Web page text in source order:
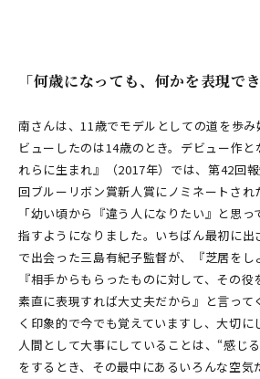
「何歳になっても、何かを表現で
南さんは、11歳でモデルとしての道を歩
ビューしたのは14歳のとき。デビュー作
れらに生まれ』（2017年）では、第42回
回ブルーリボン賞新人賞にノミネートされ
「幼い頃から『違う人になりたい』と思
指すようになりました。いちばん最初に出
で出会った三島有紀子監督が、『芝居をし
『相手からもらったものに対して、その
素直に表現すれば大丈夫だから』と言って
く印象的で今でも覚えていますし、大切に
人間として大事にしていることは、“感じ
をするとき、その最中にあるいろんな空